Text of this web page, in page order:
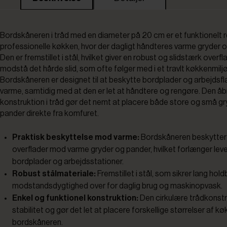
Bordskåneren i tråd med en diameter på 20 cm er et funktionelt
professionelle køkken, hvor der dagligt håndteres varme gryder
Den er fremstillet i stål, hvilket giver en robust og slidstærk
modstå det hårde slid, som ofte følger med i et travlt køkkenmiljø.
Bordskåneren er designet til at beskytte bordplader og
varme, samtidig med at den er let at håndtere og rengøre. Den
konstruktion i tråd gør det nemt at placere både store og små
pander direkte fra komfuret.
Praktisk beskyttelse mod varme: Bordskåneren
overflader mod varme gryder og pander, hvilket forlænger
bordplader og arbejdsstationer.
Robust stålmateriale: Fremstillet i stål, som sikrer lang
modstandsdygtighed over for daglig brug og maskinopvask.
Enkel og funktionel konstruktion: Den cirkulære
stabilitet og gør det let at placere forskellige størrelser af
bordskåneren.